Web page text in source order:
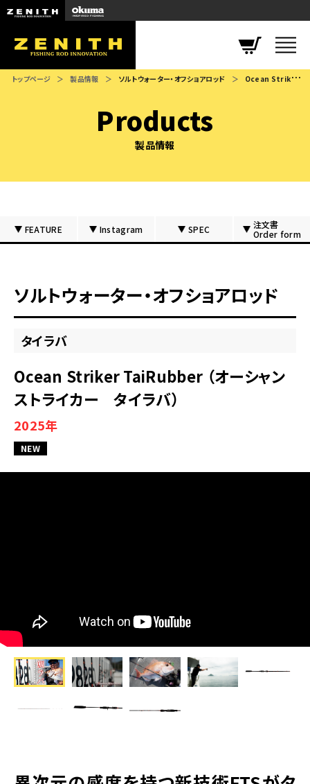
トップページ 製品情報 ソルトウォーター・オフショアロッド Ocean Striker TaiRubber （オーシャンストライカー タイラバ）
Products
製品情報
FEATURE Instagram SPEC
注文書
Order form
ソルトウォーター・オフショアロッド
タイラバ
Ocean Striker TaiRubber （オーシャン
ストライカー タイラバ）
2025年
NEW